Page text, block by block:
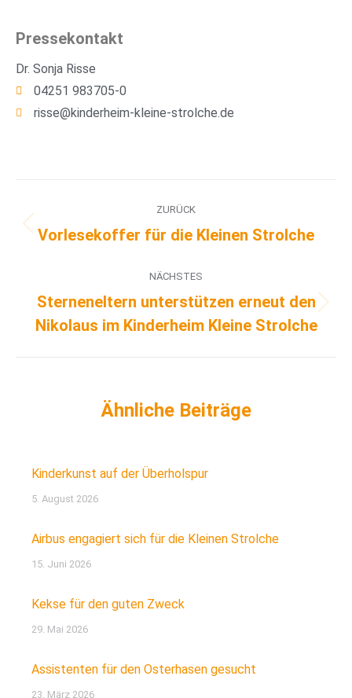
Pressekontakt
Dr. Sonja Risse
04251 983705-0
risse@kinderheim-kleine-strolche.de
ZURÜCK
Vorlesekoffer für die Kleinen Strolche
NÄCHSTES
Sterneneltern unterstützen erneut den
Nikolaus im Kinderheim Kleine Strolche
Kinderkunst auf der Überholspur
5. August 2026
Airbus engagiert sich für die Kleinen Strolche
15. Juni 2026
Kekse für den guten Zweck
29. Mai 2026
Assistenten für den Osterhasen gesucht
23. März 2026